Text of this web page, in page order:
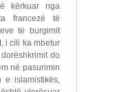
kërkuar nga
francezë të
të burgimit
i cili ka mbetur
do
në pasurimin
e islamistikës,